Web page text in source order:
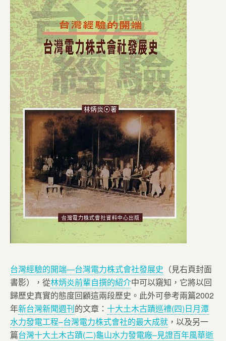
台灣經驗的開端—台灣電力株式會社發展史 （見右頁封面
書影），從林炳炎前輩自撰的紹介中可以窺知，它將以回
歸歷史真實的態度回顧這兩段歷史。此外可參考兩篇2002
年新台灣新聞週刊的文章： 十大土木古蹟巡禮(四)日月潭
水力發電工程–台灣電力株式會社的最大成就 ，以及另一
篇台灣十大土木古蹟(二)龜山水力發電廠–見證百年風華逝